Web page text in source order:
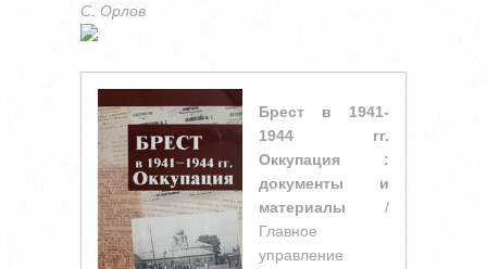
C. Орлов
Брест в 1941-
1944 гг.
Оккупация :
документы и
материалы /
Главное
управление